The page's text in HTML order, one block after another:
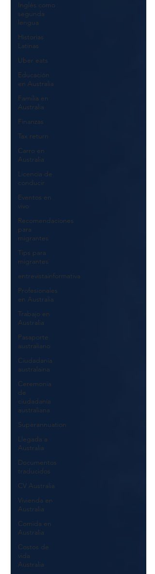
Inglés como
segunda
lengua
Historias
Latinas
Uber eats
Educación
en Australia
Familia en
Australia
Finanzas
Tax return
Carro en
Australia
Licencia de
conducir
Eventos en
vivo
Recomendaciones
para
migrantes
Tips para
migrantes
entrevistainformativa
Profesionales
en Australia
Trabajo en
Australia
Pasaporte
australiano
Ciudadanía
australaina
Ceremonia
de
ciudadanía
australiana
Superannuation
Llegada a
Australia
Documentos
traducidos
CV Australia
Vivienda en
Australia
Comida en
Australia
Costos de
vida
Australia